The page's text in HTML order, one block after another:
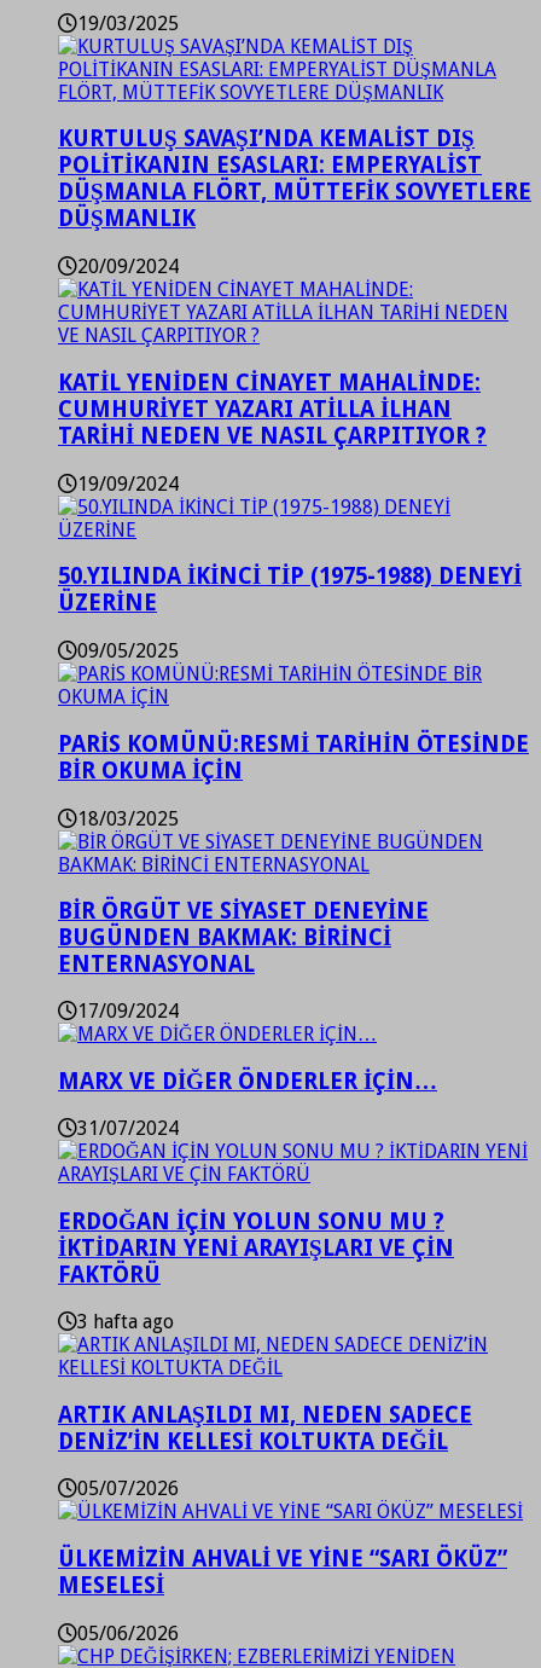
19/03/2025
KURTULUŞ SAVAŞI’NDA KEMALİST DIŞ
POLİTİKANIN ESASLARI: EMPERYALİST
DÜŞMANLA FLÖRT, MÜTTEFİK SOVYETLERE
DÜŞMANLIK
20/09/2024
KATİL YENİDEN CİNAYET MAHALİNDE:
CUMHURİYET YAZARI ATİLLA İLHAN
TARİHİ NEDEN VE NASIL ÇARPITIYOR ?
19/09/2024
50.YILINDA İKİNCİ TİP (1975-1988) DENEYİ
ÜZERİNE
09/05/2025
PARİS KOMÜNÜ:RESMİ TARİHİN ÖTESİNDE
BİR OKUMA İÇİN
18/03/2025
BİR ÖRGÜT VE SİYASET DENEYİNE
BUGÜNDEN BAKMAK: BİRİNCİ
ENTERNASYONAL
17/09/2024
MARX VE DİĞER ÖNDERLER İÇİN…
31/07/2024
ERDOĞAN İÇİN YOLUN SONU MU ?
İKTİDARIN YENİ ARAYIŞLARI VE ÇİN
FAKTÖRÜ
3 hafta ago
ARTIK ANLAŞILDI MI, NEDEN SADECE
DENİZ’İN KELLESİ KOLTUKTA DEĞİL
05/07/2026
ÜLKEMİZİN AHVALİ VE YİNE “SARI ÖKÜZ”
MESELESİ
05/06/2026